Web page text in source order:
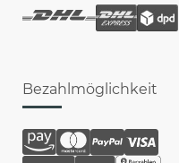
Bezahlmöglichkeit